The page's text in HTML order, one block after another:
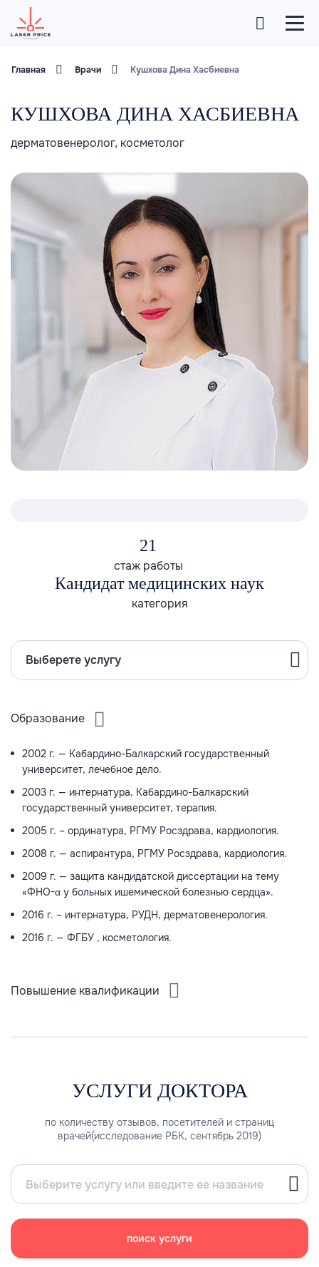
Главная Врачи Кушхова Дина Хасбиевна
КУШХОВА ДИНА ХАСБИЕВНА
дерматовенеролог, косметолог
21
стаж работы
Кандидат медицинских наук
категория
Выберете услугу
Образование
2002 г. — Кабардино-Балкарский государственный
университет, лечебное дело.
2003 г. — интернатура, Кабардино-Балкарский
государственный университет, терапия.
2005 г. – ординатура, РГМУ Росздрава, кардиология.
2008 г. — аспирантура, РГМУ Росздрава, кардиология.
2009 г. — защита кандидатской диссертации на тему
«ФНО-α у больных ишемической болезнью сердца».
2016 г. – интернатура, РУДН, дерматовенерология.
2016 г. — ФГБУ , косметология.
Повышение квалификации
УСЛУГИ ДОКТОРА
по количеству отзывов, посетителей и страниц
врачей(исследование РБК, сентябрь 2019)
поиск услуги